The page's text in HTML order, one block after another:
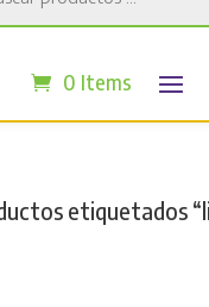
0 Items
etiquetados